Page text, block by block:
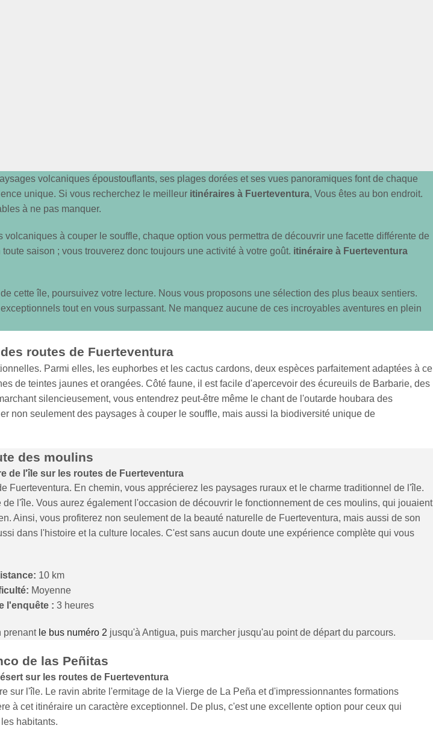
volcaniques époustouflants, ses plages dorées et ses vues panoramiques font de chaque
unique. Si vous recherchez le meilleur itinéraires à Fuerteventura, Vous êtes au bon endroit.
à ne pas manquer.
à couper le souffle, chaque option vous permettra de découvrir une facette différente de
saison ; vous trouverez donc toujours une activité à votre goût. itinéraire à Fuerteventura
cette île, poursuivez votre lecture. Nous vous proposons une sélection des plus beaux sentiers.
tout en vous surpassant. Ne manquez aucune de ces incroyables aventures en plein
routes de Fuerteventura
Parmi elles, les euphorbes et les cactus cardons, deux espèces parfaitement adaptées à ce
de teintes jaunes et orangées. Côté faune, il est facile d'apercevoir des écureuils de Barbarie, des
silencieusement, vous entendrez peut-être même le chant de l'outarde houbara des
non seulement des paysages à couper le souffle, mais aussi la biodiversité unique de
des moulins
de l'île sur les routes de Fuerteventura
En chemin, vous apprécierez les paysages ruraux et le charme traditionnel de l'île.
l'île. Vous aurez également l'occasion de découvrir le fonctionnement de ces moulins, qui jouaient
Ainsi, vous profiterez non seulement de la beauté naturelle de Fuerteventura, mais aussi de son
dans l'histoire et la culture locales. C'est sans aucun doute une expérience complète qui vous
10 km
Moyenne
l'enquête : 3 heures
prenant le bus numéro 2 jusqu'à Antigua, puis marcher jusqu'au point de départ du parcours.
de las Peñitas
sur les routes de Fuerteventura
l'île. Le ravin abrite l'ermitage de la Vierge de La Peña et d'impressionnantes formations
à cet itinéraire un caractère exceptionnel. De plus, c'est une excellente option pour ceux qui
habitants.